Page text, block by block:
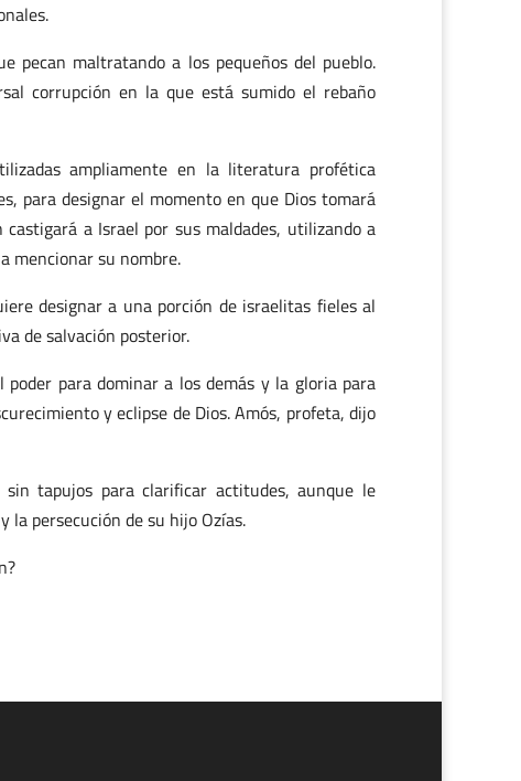
pecan maltratando a los pequeños del pueblo.
corrupción en la que está sumido el rebaño
ampliamente en la literatura profética
para designar el momento en que Dios tomará
a Israel por sus maldades, utilizando a
mencionar su nombre.
designar a una porción de israelitas fieles al
de salvación posterior.
poder para dominar a los demás y la gloria para
y eclipse de Dios. Amós, profeta, dijo
tapujos para clarificar actitudes, aunque le
la persecución de su hijo Ozías.